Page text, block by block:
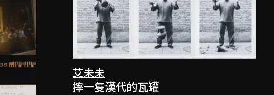
艾未未
摔一隻漢代的瓦罐